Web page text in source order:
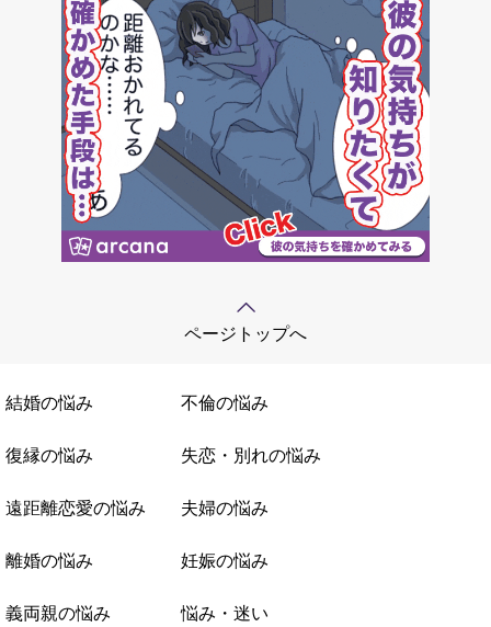
ページトップへ
結婚の悩み 不倫の悩み
復縁の悩み 失恋・別れの悩み
遠距離恋愛の悩み 夫婦の悩み
離婚の悩み 妊娠の悩み
義両親の悩み 悩み・迷い